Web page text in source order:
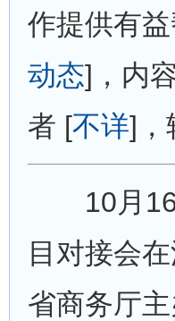
作提供有
动态]，内
者 [不详]，
10月16
目对接会
省商务厅